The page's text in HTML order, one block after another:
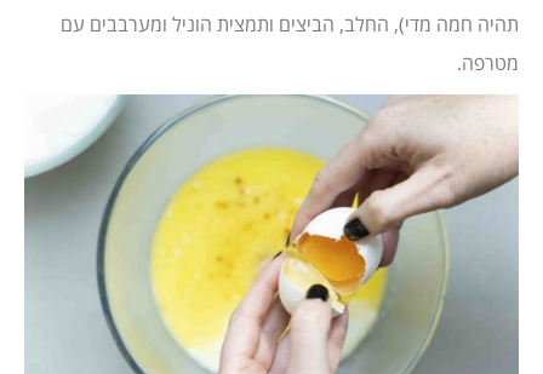
תהיה חמה מדי), החלב, הביצים ותמצית הוניל ומערבבים עם
מטרפה.